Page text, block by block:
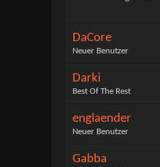
DaCore
Neuer Benutzer
Darki
Best Of The Rest
englaender
Neuer Benutzer
Gabba